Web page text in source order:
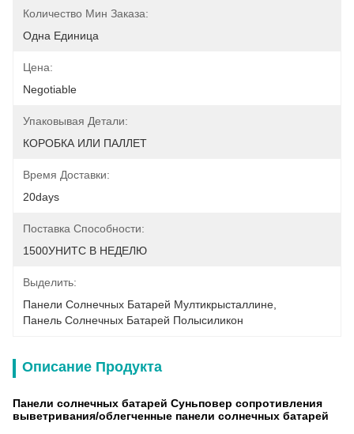
Количество Мин Заказа:
Одна Единица
Цена:
Negotiable
Упаковывая Детали:
КОРОБКА ИЛИ ПАЛЛЕТ
Время Доставки:
20days
Поставка Способности:
1500УНИТС В НЕДЕЛЮ
Выделить:
Панели Солнечных Батарей Мултикрысталлине
Панель Солнечных Батарей Полысиликон
Описание Продукта
Панели солнечных батарей Суньповер сопротивления
выветривания/облегченные панели солнечных батарей